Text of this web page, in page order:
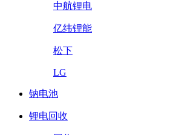
中航锂电
亿纬锂能
松下
LG
钠电池
锂电回收